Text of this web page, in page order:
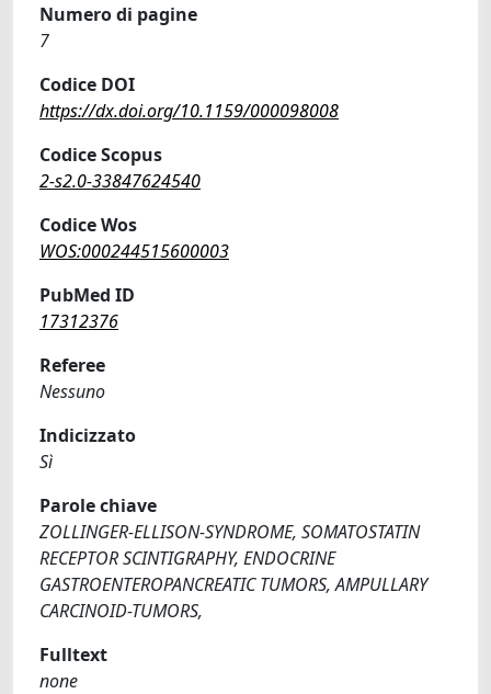
Numero di pagine
7
Codice DOI
https://dx.doi.org/10.1159/000098008
Codice Scopus
2-s2.0-33847624540
Codice Wos
WOS:000244515600003
PubMed ID
17312376
Referee
Nessuno
Indicizzato
Sì
Parole chiave
ZOLLINGER-ELLISON-SYNDROME, SOMATOSTATIN
RECEPTOR SCINTIGRAPHY, ENDOCRINE
GASTROENTEROPANCREATIC TUMORS, AMPULLARY
CARCINOID-TUMORS,
Fulltext
none